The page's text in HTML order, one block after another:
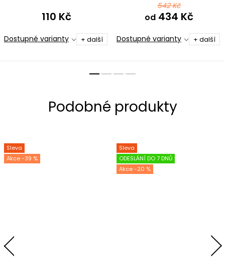
110 Kč
Dostupné varianty + další
542 Kč
od434 Kč
Dostupné varianty + další
Sleva
-39 %
Sleva
ODESLÁNÍ DO 7 DNŮ
-20 %